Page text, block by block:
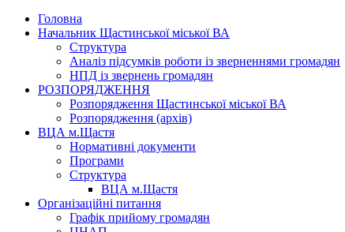
Головна
Начальник Щастинської міської ВА
Структура
Аналіз підсумків роботи із зверненнями громадян
НПД із звернень громадян
РОЗПОРЯДЖЕННЯ
Розпорядження Щастинської міської ВА
Розпорядження (архів)
ВЦА м.Щастя
Нормативні документи
Програми
Структура
ВЦА м.Щастя
Організаційні питання
Графік прийому громадян